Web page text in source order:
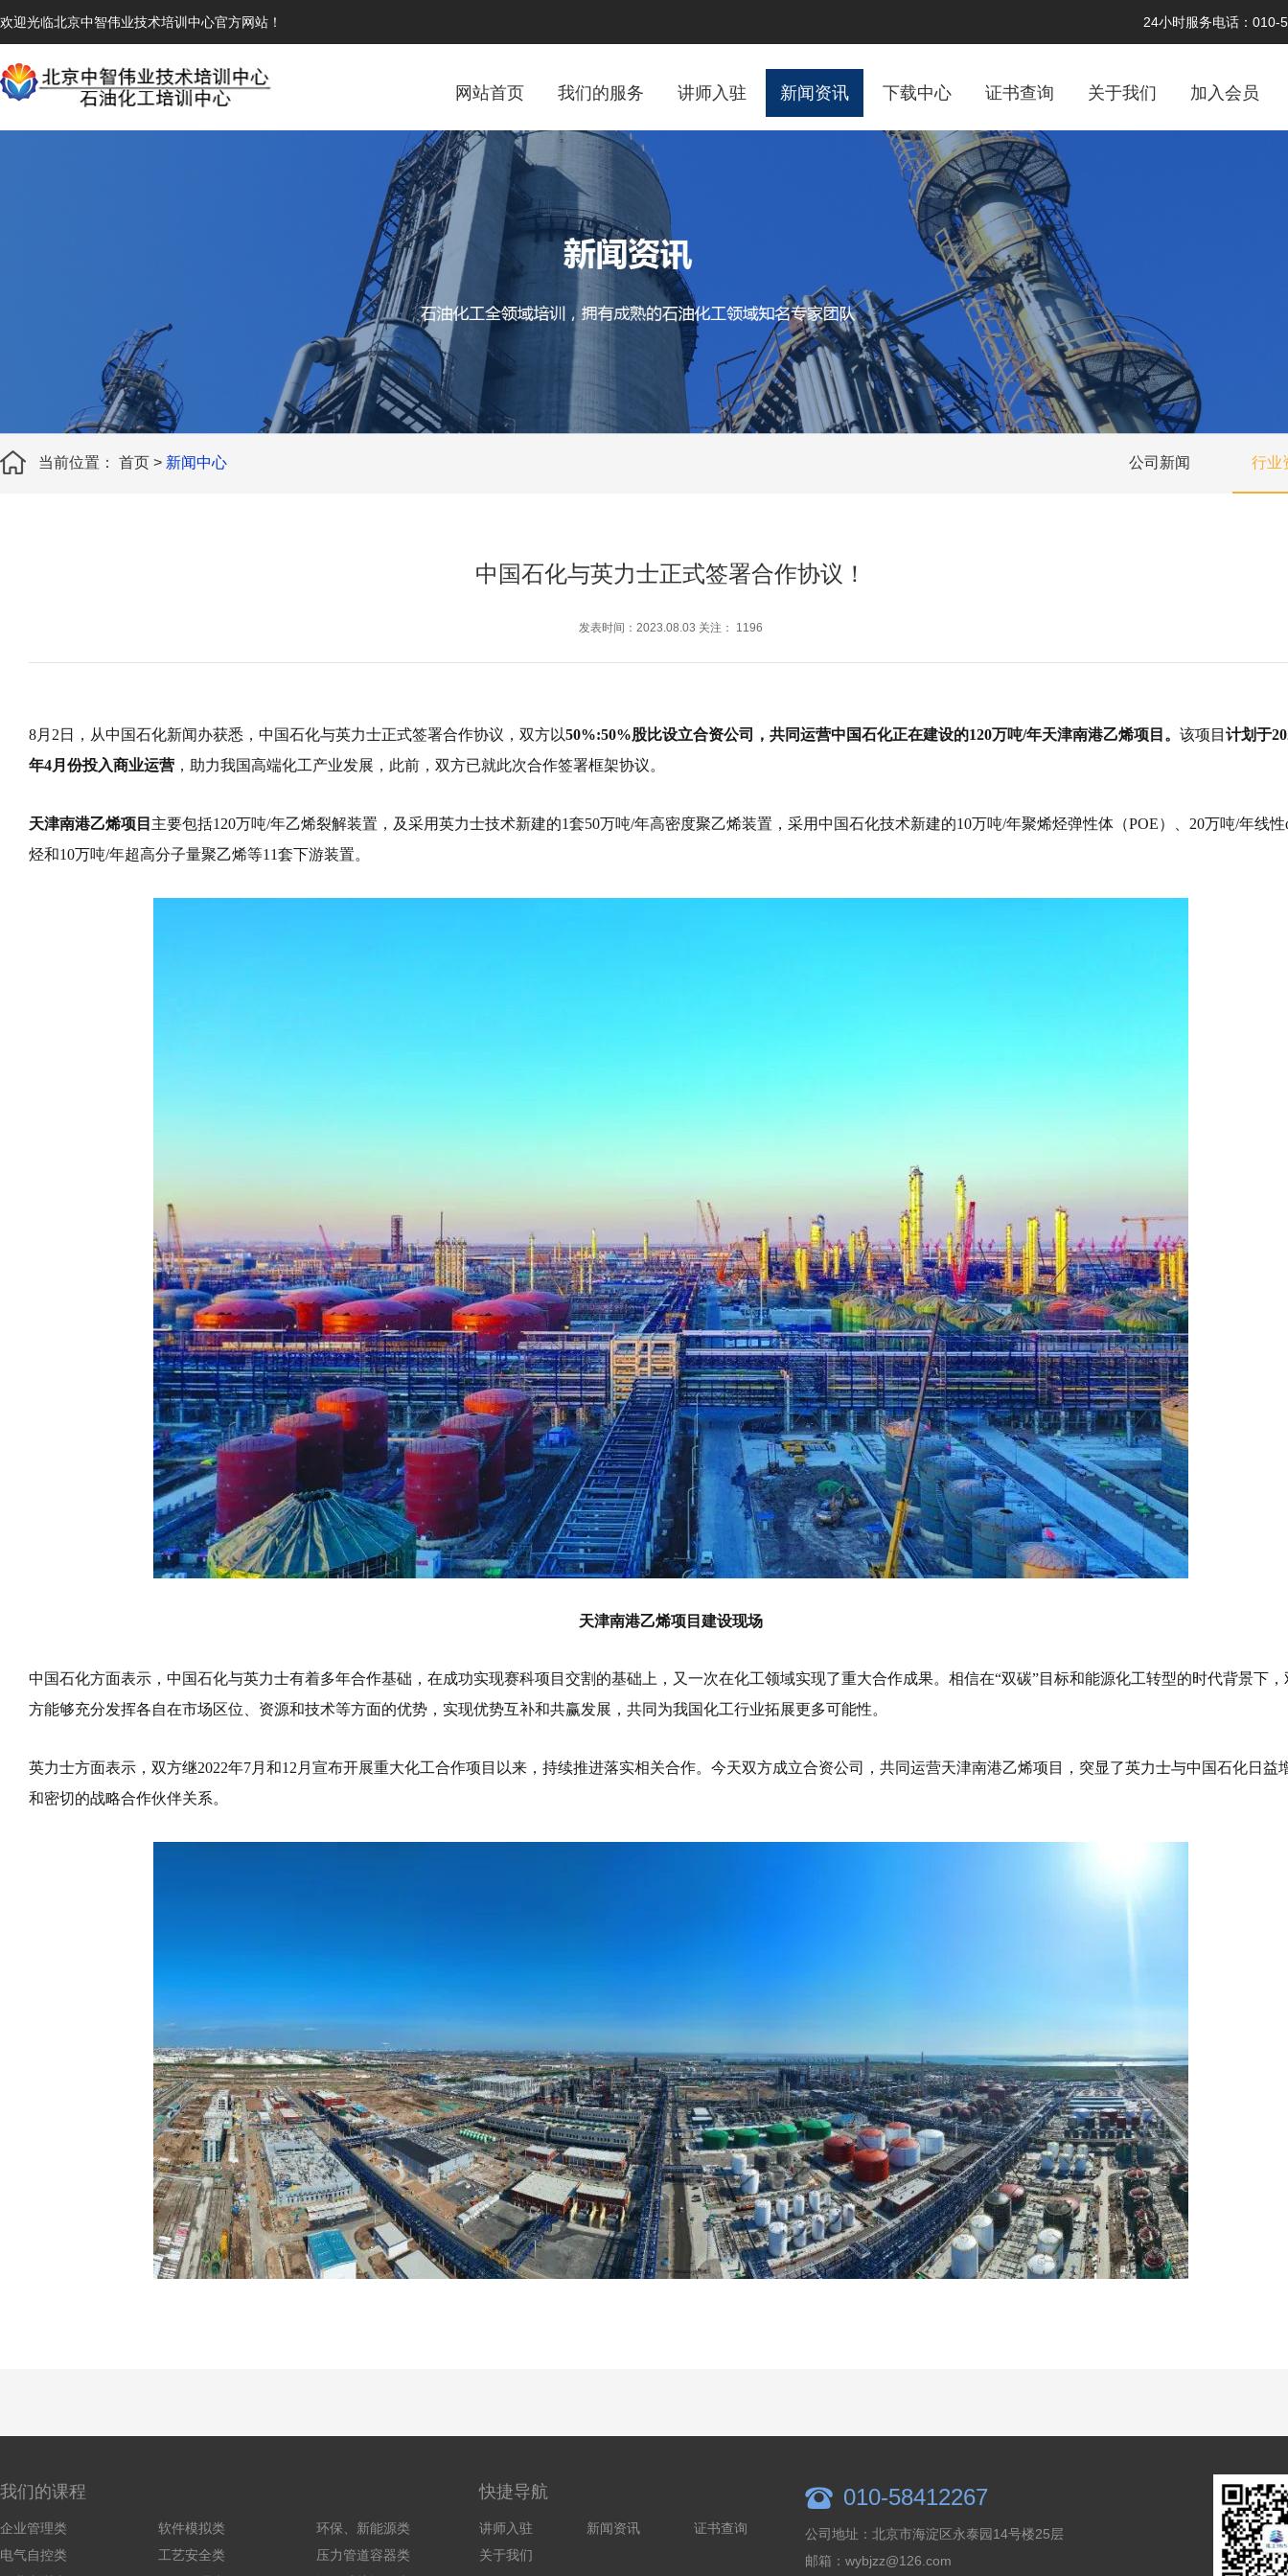
欢迎光临北京中智伟业技术培训中心官方网站！ 24小时服务电话：010-
网站首页 我们的服务 讲师入驻 新闻资讯 下载中心 证书查询 关于我们 加入会员
当前位置： 首页 > 新闻中心 公司新闻 行业
中国石化与英力士正式签署合作协议！
发表时间：2023.08.03 关注： 1196
8月2日，从中国石化新闻办获悉，中国石化与英力士正式签署合作协议，双方以50%:50%股比设立合资公司，共同运营中国石化正在建设的120万吨/年天津南港乙烯项目。 该项目 计划于
年4月份投入商业运营 ，助力我国高端化工产业发展，此前，双方已就此次合作签署框架协议。
天津南港乙烯项目 主要包括120万吨/年乙烯裂解装置，及采用英力士技术新建的1套50万吨/年高密度聚乙烯装置，采用中国石化技术新建的10万吨/年聚烯烃弹性体（POE）、20万吨/年线性
烃和10万吨/年超高分子量聚乙烯等11套下游装置。
天津南港乙烯项目建设现场
中国石化方面表示，中国石化与英力士有着多年合作基础，在成功实现赛科项目交割的基础上，又一次在化工领域实现了重大合作成果。相信在“双碳”目标和能源化工转型的时代背景下，
方能够充分发挥各自在市场区位、资源和技术等方面的优势，实现优势互补和共赢发展，共同为我国化工行业拓展更多可能性。
英力士方面表示，双方继2022年7月和12月宣布开展重大化工合作项目以来，持续推进落实相关合作。今天双方成立合资公司，共同运营天津南港乙烯项目，突显了英力士与中国石化日益
和密切的战略合作伙伴关系。
我们的课程
企业管理类 软件模拟类
环保、新能源类
电气自控类
工艺安全类
压力管道容器类
快捷导航
讲师入驻 新闻资讯
证书查询
关于我们
010-58412267
公司地址：北京市海淀区永泰园14号楼25层
邮箱：wybjzz@126.com